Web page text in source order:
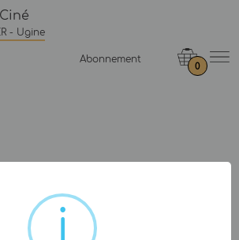
- Ugine
Abonnement
0